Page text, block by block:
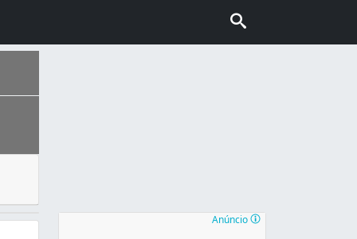
escolhida pelo turismo internacional no Brasil,
Anúncio